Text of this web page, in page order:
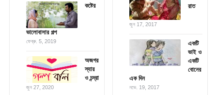
কষ্টের
ভালোবাসার গল্প
ফেব্রু. 5, 2019
অজগর
স্যার
ও চন্দ্রা
জুন 27, 2020
রাত
জুন 17, 2017
একটি
ভাই ও
একটি
বোনের
এক দিন
নভে. 19, 2017